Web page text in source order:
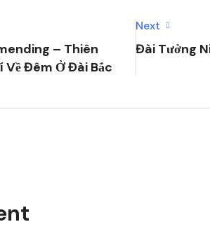
– Thiên
Về Đêm Ở Đài Bắc
Next
Đài Tưởng